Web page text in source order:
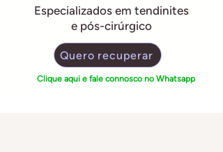
Especializados em tendinites
e pós-cirúrgico
Quero recuperar
Clique aqui e fale connosco no Whatsapp